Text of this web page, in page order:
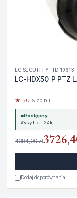
LC SECURITY · ID 10613
LC-HDX50 IP PTZ
★ 5.0· 9 opinii
Dostępny
Wysyłka 24h
4384,00 zł
Dodaj do porównania